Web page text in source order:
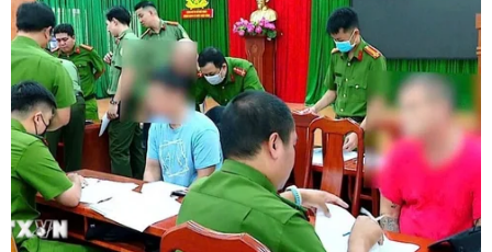
TIN CÙNG CHUYÊN MỤC
Lãi suất ngân hàng ngày 6/8: Kỳ hạn
3 tháng đang được mức lãi suất tối đa